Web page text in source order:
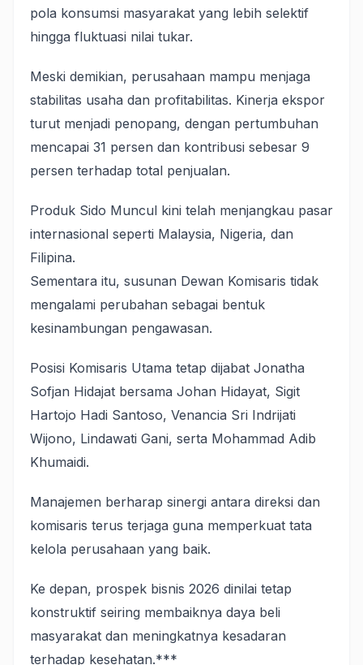
pola konsumsi masyarakat yang lebih selektif
hingga fluktuasi nilai tukar.
Meski demikian, perusahaan mampu menjaga
stabilitas usaha dan profitabilitas. Kinerja ekspor
turut menjadi penopang, dengan pertumbuhan
mencapai 31 persen dan kontribusi sebesar 9
persen terhadap total penjualan.
Produk Sido Muncul kini telah menjangkau pasar
internasional seperti Malaysia, Nigeria, dan
Filipina.
Sementara itu, susunan Dewan Komisaris tidak
mengalami perubahan sebagai bentuk
kesinambungan pengawasan.
Posisi Komisaris Utama tetap dijabat Jonatha
Sofjan Hidajat bersama Johan Hidayat, Sigit
Hartojo Hadi Santoso, Venancia Sri Indrijati
Wijono, Lindawati Gani, serta Mohammad Adib
Khumaidi.
Manajemen berharap sinergi antara direksi dan
komisaris terus terjaga guna memperkuat tata
kelola perusahaan yang baik.
Ke depan, prospek bisnis 2026 dinilai tetap
konstruktif seiring membaiknya daya beli
masyarakat dan meningkatnya kesadaran
terhadap kesehatan.***